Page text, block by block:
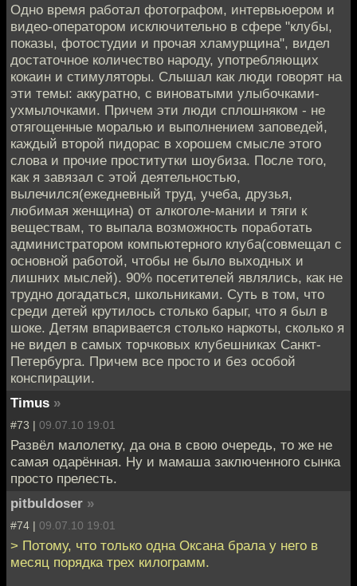
Одно время работал фотографом, интервьюером и
видео-оператором исключительно в сфере "клубы,
показы, фотостудии и прочая хламурщина", видел
достаточное количество народу, употребляющих
кокаин и стимуляторы. Слышал как люди говорят на
эти темы: аккуратно, с виноватыми улыбочками-
ухмылочками. Причем эти люди сплошняком - не
отягощенные моралью и выполнением заповедей,
каждый второй пидорас в хорошем смысле этого
слова и прочие проститутки шоубиза. После того,
как я завязал с этой деятельностью,
вылечился(ежедневный труд, учеба, друзья,
любимая женщина) от алкоголе-мании и тяги к
веществам, то выпала возможность поработать
администратором компьютерного клуба(совмещал с
основной работой, чтобы не было выходных и
лишних мыслей). 90% посетителей являлись, как не
трудно догадаться, школьниками. Суть в том, что
среди детей крутилось столько барыг, что я был в
шоке. Детям впаривается столько наркоты, сколько я
не видел в самых торчковых клубешниках Санкт-
Петербурга. Причем все просто и без особой
конспирации.
Timus »
#73 | 09.07.10 19:01
Развёл малолетку, да она в свою очередь, то же не
самая одарённая. Ну и мамаша заключенного сынка
просто прелесть.
pitbuldoser »
#74 | 09.07.10 19:01
> Потому, что только одна Оксана брала у него в
месяц порядка трех килограмм.